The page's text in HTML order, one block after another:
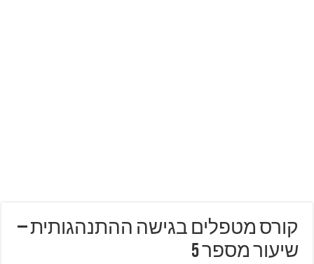
קורס מטפלים בגישה ההתנהגותית –
שיעור מספר 5